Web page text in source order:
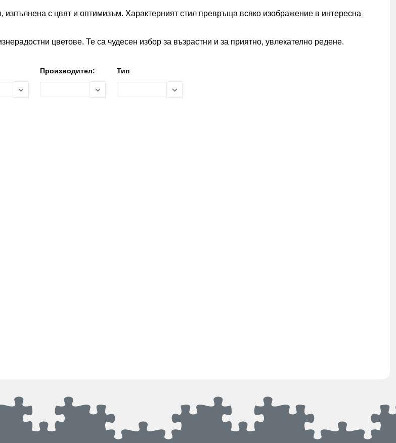
с цвят и оптимизъм. Характерният стил превръща всяко изображение в интересна
цветове. Те са чудесен избор за възрастни и за приятно, увлекателно редене.
Производител: Тип